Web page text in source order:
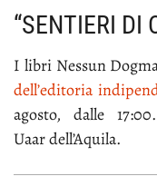
“SENTIERI DI
I li­bri Nes­sun
del­l’e­di­to­ria
ago­sto, dal­le
Uaar del­l’Aqui­la.